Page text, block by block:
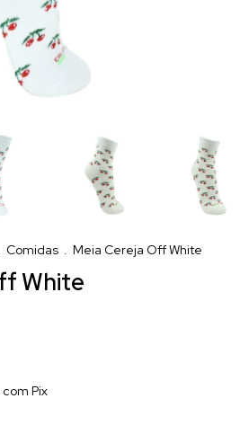
Comidas . Meia Cereja Off White
White
Pix